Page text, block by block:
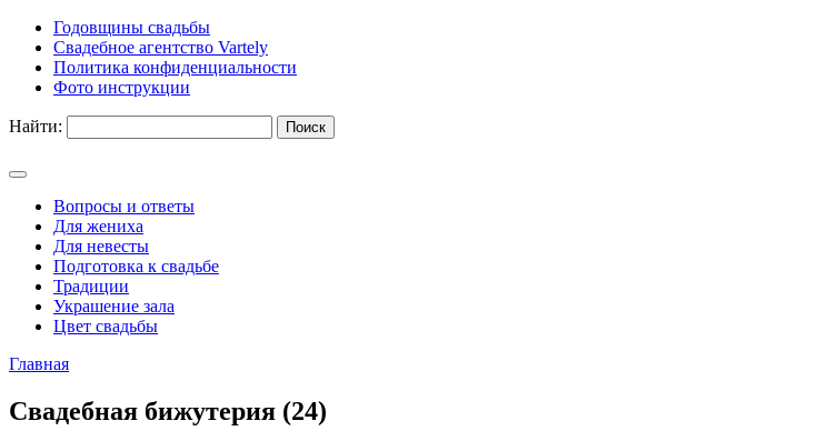
Годовщины свадьбы
Свадебное агентство Vartely
Политика конфиденциальности
Фото инструкции
Найти:
Вопросы и ответы
Для жениха
Для невесты
Подготовка к свадьбе
Традиции
Украшение зала
Цвет свадьбы
Главная
Свадебная бижутерия (24)